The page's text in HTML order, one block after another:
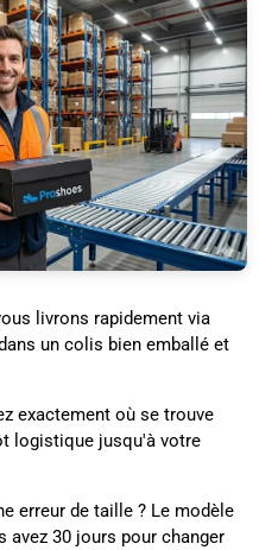
livrons rapidement via
un colis bien emballé et
exactement où se trouve
logistique jusqu'à votre
erreur de taille ? Le modèle
avez 30 jours pour changer